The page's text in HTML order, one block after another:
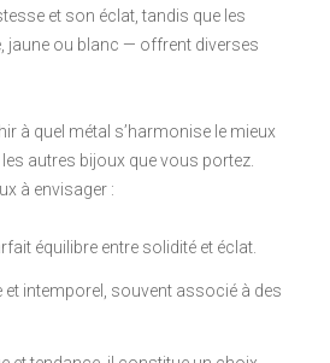
et son éclat, tandis que les
jaune ou blanc — offrent diverses
à quel métal s’harmonise le mieux
autres bijoux que vous portez.
à envisager :
équilibre entre solidité et éclat.
et intemporel, souvent associé à des